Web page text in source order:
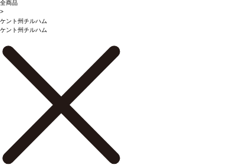
全商品
>
ケント州チルハム
ケント州チルハム